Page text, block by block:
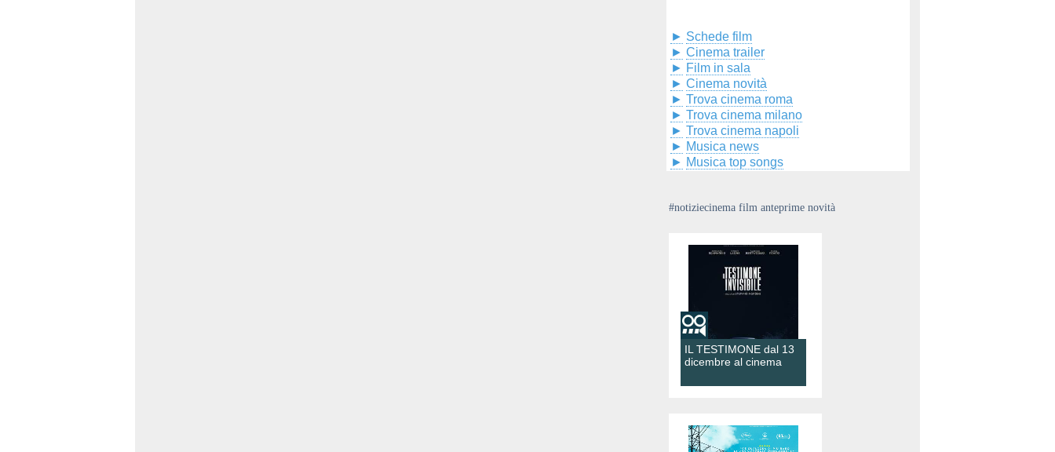
► Schede film
► Cinema trailer
► Film in sala
► Cinema novità
► Trova cinema roma
► Trova cinema milano
► Trova cinema napoli
► Musica news
► Musica top songs
#notiziecinema film anteprime novità
IL TESTIMONE dal 13
dicembre al cinema